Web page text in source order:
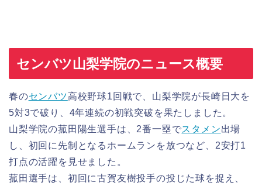
センバツ山梨学院のニュース概要
春のセンバツ高校野球1回戦で、山梨学院が長崎日大を
5対3で破り、4年連続の初戦突破を果たしました。
山梨学院の菰田陽生選手は、2番一塁でスタメン出場
し、初回に先制となるホームランを放つなど、2安打1
打点の活躍を見せました。
菰田選手は、初回に古賀友樹投手の投じた球を捉え、